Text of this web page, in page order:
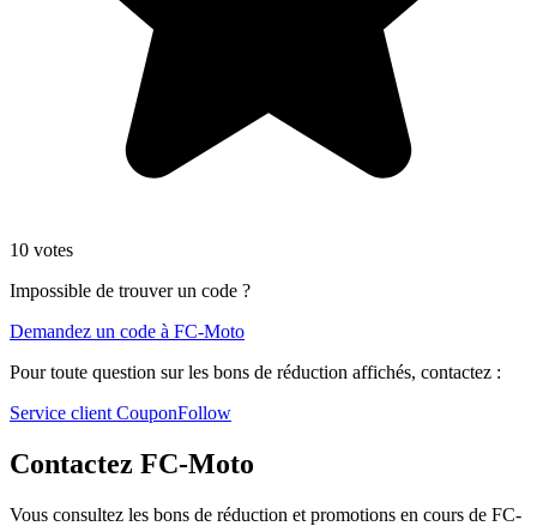
10 votes
Impossible de trouver un code ?
Demandez un code à FC-Moto
Pour toute question sur les bons de réduction affichés, contactez :
Service client CouponFollow
Contactez FC-Moto
Vous consultez les bons de réduction et promotions en cours de FC-